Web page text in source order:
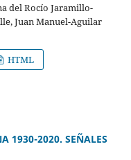
del Rocío Jaramillo-
Juan Manuel-Aguilar
HTML
1930-2020. SEÑALES